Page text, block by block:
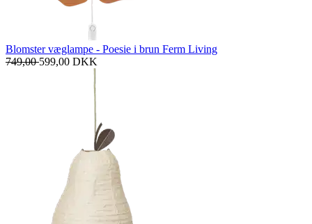
Blomster væglampe - Poesie i brun Ferm Living
749,00599,00 DKK